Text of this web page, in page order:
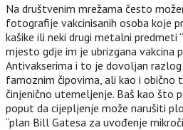
Na društvenim mrežama često
fotografije vakcinisanih osoba koje
kašike ili neki drugi metalni predmeti
mjesto gdje im je ubrizgana vakcina
Antivakserima i to je dovoljan razlog
famoznim čipovima, ali kao i obično
činjenično utemeljenje. Baš kao što
poput da cijepljenje može narušiti
“plan Bill Gatesa za uvođenje